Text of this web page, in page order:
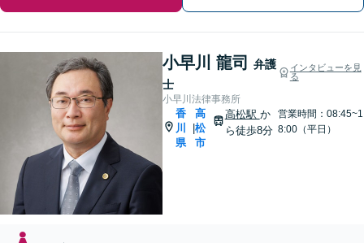
小早川 龍司
弁護
士
インタビューを見
る
小早川法律事務所
香
川
県
高
松
市
高松駅 か
ら徒歩8分
営業時間：08:45~1
8:00（平日）